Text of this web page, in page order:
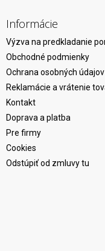
Informácie
Výzva na predkladanie
Obchodné podmienky
Ochrana osobných údajov
Reklamácie a vrátenie
Kontakt
Doprava a platba
Pre firmy
Cookies
Odstúpiť od zmluvy tu